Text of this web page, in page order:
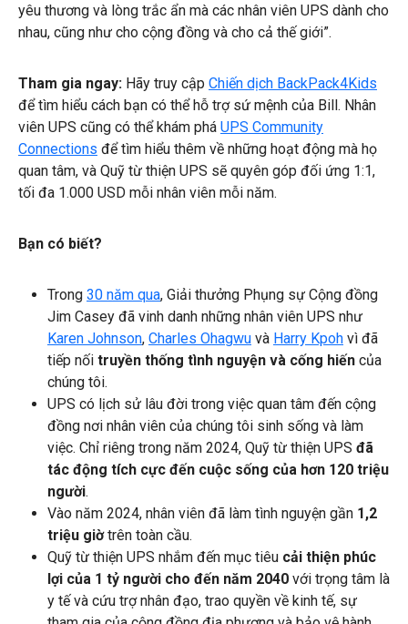
yêu thương và lòng trắc ẩn mà các nhân viên UPS dành cho
nhau, cũng như cho cộng đồng và cho cả thế giới”.
Tham gia ngay: Hãy truy cập Chiến dịch BackPack4Kids
để tìm hiểu cách bạn có thể hỗ trợ sứ mệnh của Bill. Nhân
viên UPS cũng có thể khám phá UPS Community
Connections để tìm hiểu thêm về những hoạt động mà họ
quan tâm, và Quỹ từ thiện UPS sẽ quyên góp đối ứng 1:1,
tối đa 1.000 USD mỗi nhân viên mỗi năm.
Bạn có biết?
Trong 30 năm qua, Giải thưởng Phụng sự Cộng đồng
Jim Casey đã vinh danh những nhân viên UPS như
Karen Johnson, Charles Ohagwu và Harry Kpoh vì đã
tiếp nối truyền thống tình nguyện và cống hiến của
chúng tôi.
UPS có lịch sử lâu đời trong việc quan tâm đến cộng
đồng nơi nhân viên của chúng tôi sinh sống và làm
việc. Chỉ riêng trong năm 2024, Quỹ từ thiện UPS đã
tác động tích cực đến cuộc sống của hơn 120 triệu
người.
Vào năm 2024, nhân viên đã làm tình nguyện gần 1,2
triệu giờtrên toàn cầu.
Quỹ từ thiện UPS nhắm đến mục tiêu cải thiện phúc
lợi của 1 tỷ người cho đến năm 2040 với trọng tâm là
y tế và cứu trợ nhân đạo, trao quyền về kinh tế, sự